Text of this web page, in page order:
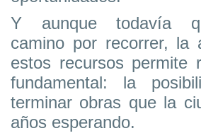
Y aunque todavía
camino por recorrer, la
estos recursos permite
fundamental: la
terminar obras que la
años esperando.